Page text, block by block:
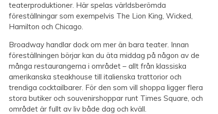
teaterproduktioner. Här spelas världsberömda
föreställningar som exempelvis The Lion King, Wicked,
Hamilton och Chicago.
Broadway handlar dock om mer än bara teater. Innan
föreställningen börjar kan du äta middag på någon av de
många restaurangerna i området – allt från klassiska
amerikanska steakhouse till italienska trattorior och
trendiga cocktailbarer. För den som vill shoppa ligger flera
stora butiker och souvenirshoppar runt Times Square, och
området är fullt av liv både dag och kväll.